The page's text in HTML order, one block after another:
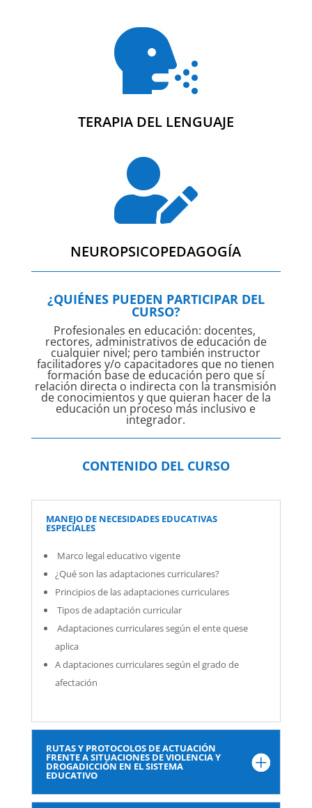

TERAPIA DEL LENGUAJE

NEUROPSICOPEDAGOGÍA
¿QUIÉNES PUEDEN PARTICIPAR DEL
CURSO?
Profesionales en educación: docentes,
rectores, administrativos de educación de
cualquier nivel; pero también instructor
facilitadores y/o capacitadores que no tienen
formación base de educación pero que sí
relación directa o indirecta con la transmisión
de conocimientos y que quieran hacer de la
educación un proceso más inclusivo e
integrador.
CONTENIDO DEL CURSO
MANEJO DE NECESIDADES EDUCATIVAS
ESPECIALES
Marco legal educativo vigente
¿Qué son las adaptaciones curriculares?
Principios de las adaptaciones curriculares
Tipos de adaptación curricular
Adaptaciones curriculares según el ente quese
aplica
A daptaciones curriculares según el grado de
afectación
RUTAS Y PROTOCOLOS DE ACTUACIÓN
FRENTE A SITUACIONES DE VIOLENCIA Y
DROGADICCIÓN EN EL SISTEMA
EDUCATIVO